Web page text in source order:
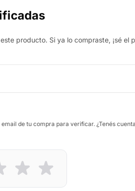
producto. Si ya lo compraste, ¡sé el
de tu compra para verificar. ¿Tenés